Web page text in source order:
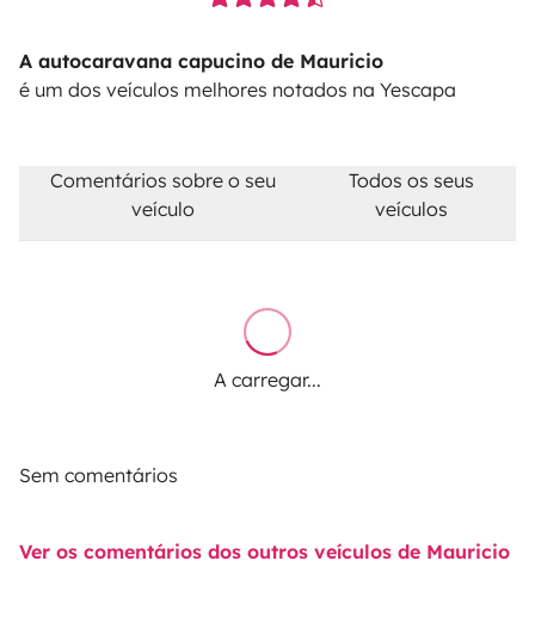
A autocaravana capucino de Mauricio
é um dos veículos melhores notados na Yescapa
Comentários sobre o seu
veículo
Todos os seus
veículos
A carregar...
Sem comentários
Ver os comentários dos outros veículos de Mauricio